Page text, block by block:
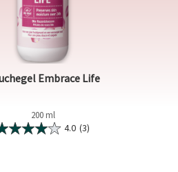
Embrace Life
200 ml
4.0 (3)